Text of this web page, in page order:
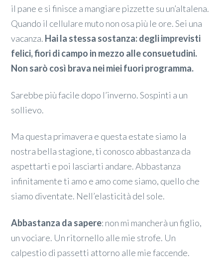
il pane e si finisce a mangiare pizzette su un’altalena.
Quando il cellulare muto non osa più le ore. Sei una
vacanza. Hai la stessa sostanza: degli imprevisti
felici, fiori di campo in mezzo alle consuetudini.
Non sarò così brava nei miei fuori programma.
Sarebbe più facile dopo l’inverno. Sospinti a un
sollievo.
Ma questa primavera e questa estate siamo la
nostra bella stagione, ti conosco abbastanza da
aspettarti e poi lasciarti andare. Abbastanza
infinitamente ti amo e amo come siamo, quello che
siamo diventate. Nell’elasticità del sole.
Abbastanza da sapere: non mi mancherà un figlio,
un vociare. Un ritornello alle mie strofe. Un
calpestio di passetti attorno alle mie faccende.